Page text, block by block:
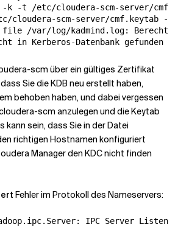
-k -t /etc/cloudera-scm-server/
scm-server/cmf.keytab -p
/var/log/kadmind.log:
in Kerberos-Datenbank gefunden
scm über ein gültiges Zertifikat
Sie die KDB neu erstellt haben,
behoben haben, und dabei vergessen
scm anzulegen und die Keytab
kann sein, dass Sie in der Datei
richtigen Hostnamen konfiguriert
Manager den KDC nicht finden
Fehler im Protokoll des Nameservers:
IPC Server